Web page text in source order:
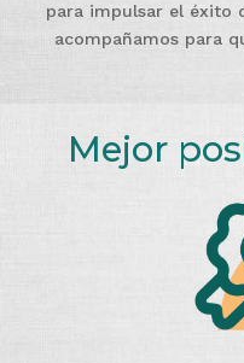
para impulsar el éxito
acompañamos para
Mejor